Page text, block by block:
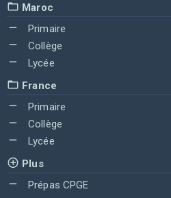
Maroc
Primaire
Collège
Lycée
France
Primaire
Collège
Lycée
Plus
Prépas CPGE